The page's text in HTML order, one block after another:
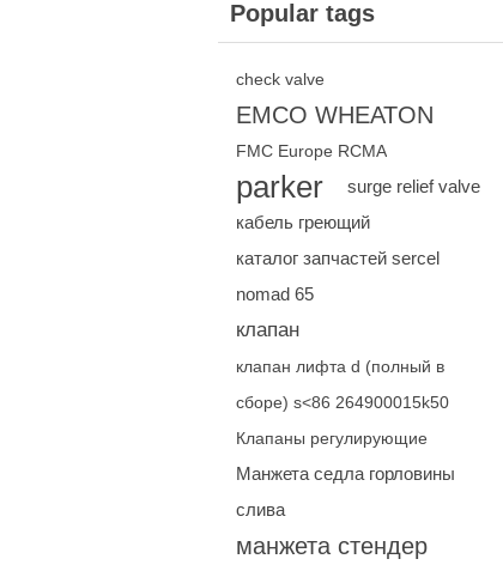
Popular tags
check valve
EMCO WHEATON
FMC Europe RCMA
parker
surge relief valve
кабель греющий
каталог запчастей sercel
nomad 65
клапан
клапан лифта d (полный в
сборе) s<86 264900015k50
Клапаны регулирующие
Манжета седла горловины
слива
манжета стендер